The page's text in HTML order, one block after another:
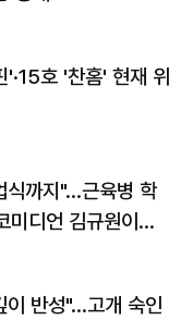
호 '찬홈' 현재 위
식까지"…근육병 학
미디언 김규원이었
이 반성"…고개 숙인